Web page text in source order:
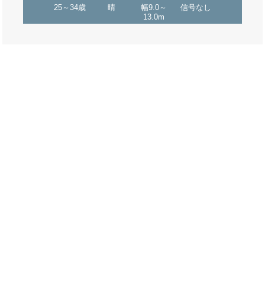
25～34歳 晴
幅9.0～
13.0m
信号なし